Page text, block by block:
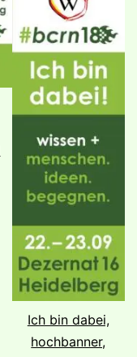
Ich bin dabei,
hochbanner,